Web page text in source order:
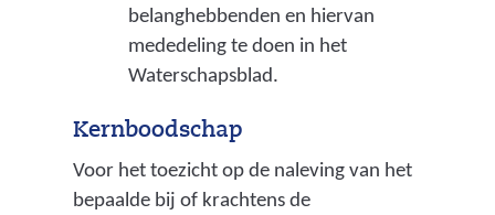
u
n
e
t
belanghebbenden en hiervan
mededeling te doen in het
Waterschapsblad.
Kernboodschap
Voor het toezicht op de naleving van het
bepaalde bij of krachtens de